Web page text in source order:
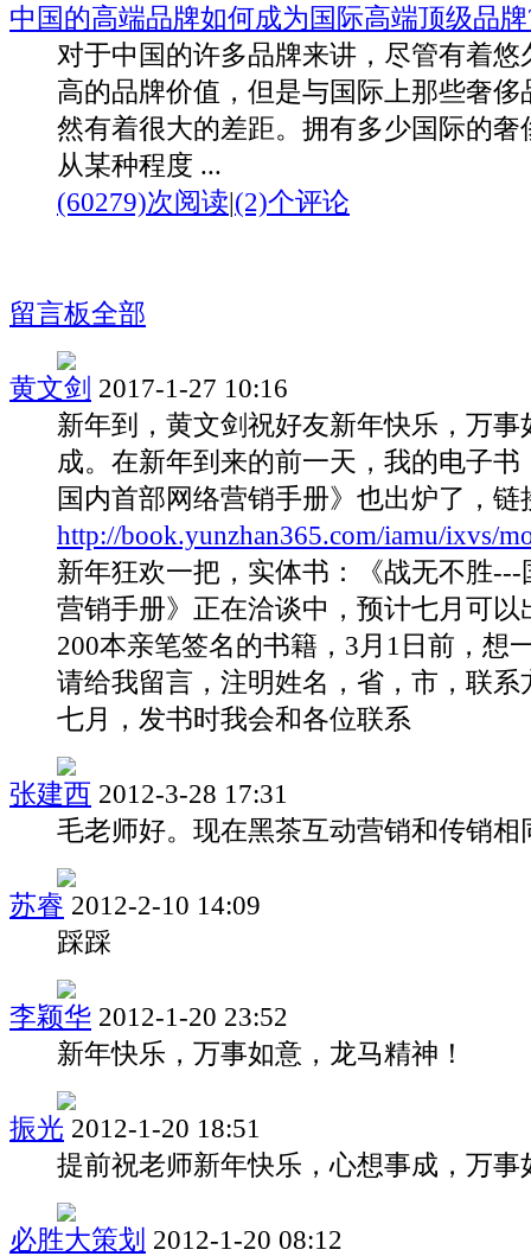
中国的高端品牌如何成为国际高端顶级品牌
对于中国的许多品牌来讲，尽管有着悠
高的品牌价值，但是与国际上那些奢侈
然有着很大的差距。拥有多少国际的奢
从某种程度 ...
(60279)次阅读|(2)个评论
留言板全部
黄文剑 2017-1-27 10:16
新年到，黄文剑祝好友新年快乐，万事
成。在新年到来的前一天，我的电子书
国内首部网络营销手册》也出炉了，链
http://book.yunzhan365.com/iamu/ixvs/
新年狂欢一把，实体书：《战无不胜---
营销手册》正在洽谈中，预计七月可以
200本亲笔签名的书籍，3月1日前，想
请给我留言，注明姓名，省，市，联系
七月，发书时我会和各位联系
张建西 2012-3-28 17:31
毛老师好。现在黑茶互动营销和传销相
苏睿 2012-2-10 14:09
踩踩
李颖华 2012-1-20 23:52
新年快乐，万事如意，龙马精神！
振光 2012-1-20 18:51
提前祝老师新年快乐，心想事成，万事
必胜大策划 2012-1-20 08:12